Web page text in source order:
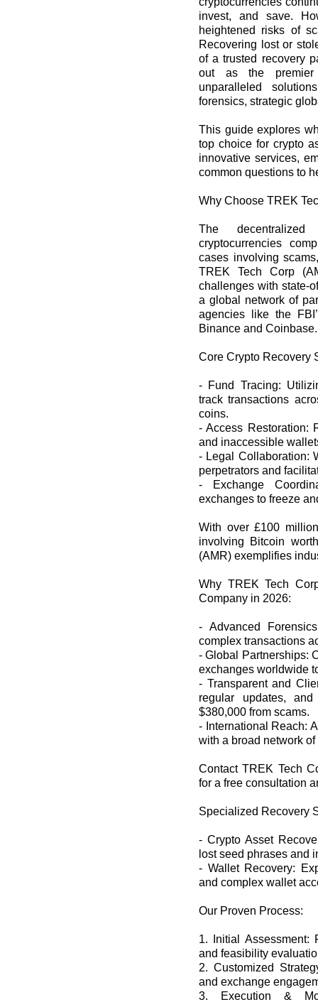
invest, and save.
heightened risks of
Recovering lost or
of a trusted recovery
out as the premier
unparalleled
forensics, strategic
This guide explores
top choice for crypto
innovative services,
common questions to
Why Choose TREK
The
cryptocurrencies
cases involving
TREK Tech Corp
challenges with state-
a global network of
agencies like the
Binance and Coinbase.
Core Crypto Recovery
- Fund Tracing:
track transactions
coins.
- Access Restoration:
and inaccessible
- Legal Collaboration:
perpetrators and
- Exchange
exchanges to freeze
With over £100
involving Bitcoin
(AMR) exemplifies
Why TREK Tech
Company in 2026:
- Advanced
complex transactions
- Global Partnerships:
exchanges worldwide
- Transparent and
regular updates,
$380,000 from scams.
- International Reach:
with a broad network
Contact TREK Tech
for a free consultation
Specialized Recovery
- Crypto Asset
lost seed phrases and
- Wallet Recovery:
and complex wallet
Our Proven Process:
1. Initial Assessment:
and feasibility
2. Customized
and exchange
3. Execution &